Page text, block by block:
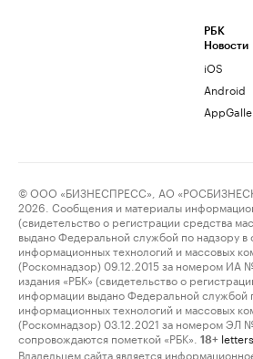
РБК
Новости
iOS
Android
© ООО «БИЗНЕСПРЕСС», АО
2026. Сообщения и материалы
(свидетельство о регистрации средства
выдано Федеральной службой по надзору в
информационных технологий и массовых
(Роскомнадзор) 09.12.2015 за номером ИА
издания «РБК» (свидетельство о
информации выдано Федеральной службой
информационных технологий и массовых
(Роскомнадзор) 03.12.2021 за номером ЭЛ
сопровождаются пометкой «РБК».
18+
Владельцем сайта является